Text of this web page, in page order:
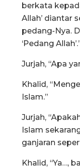
berkata
Allah’ diantar
pedang-Nya.
‘Pedang
Jurjah, “Apa
Khalid,
Islam.”
Jurjah,
Islam
ganjaran
Khalid, “Ya…,